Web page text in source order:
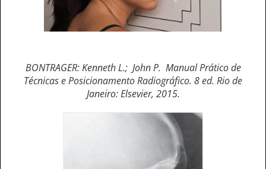
BONTRAGER: Kenneth L.; John P. Manual Prático de
Técnicas e Posicionamento Radiográfico. 8 ed. Rio de
Janeiro: Elsevier, 2015.